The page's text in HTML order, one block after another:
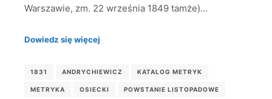
Warszawie, zm. 22 września 1849 tamże)…
Dowiedz się więcej
1831 ANDRYCHIEWICZ KATALOG METRYK
METRYKA OSIECKI POWSTANIE LISTOPADOWE